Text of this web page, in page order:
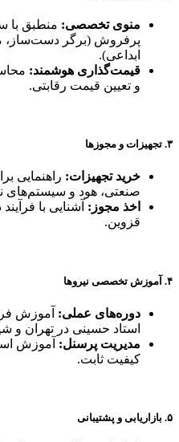
منوی تخصصی: منطبق با
پرفروش (برگر دست‌ساز،
ابداعی).
قیمت‌گذاری هوشمند:
و تعیین قیمت رقابتی.
۳. تجهیزات و مجوزها
خرید تجهیزات: راهنمایی
صنعتی، هود و سیستم‌های
اخذ مجوز: آشنایی با
قزوین.
۴. آموزش تخصصی نیروها
دوره‌های عملی: آموزش
استاد حسینی در تهران و
مدیریت پرسنل: آموزش
کیفیت ثابت.
۵. بازاریابی و پشتیبانی